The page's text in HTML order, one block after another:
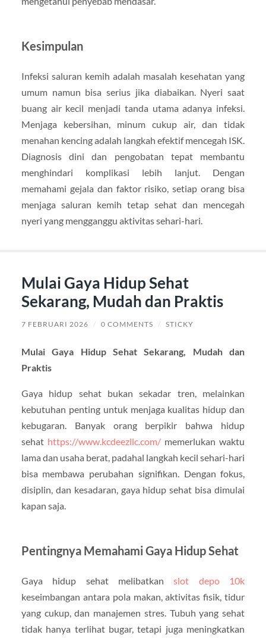
Kesimpulan
Infeksi saluran kemih adalah masalah kesehatan yang
umum namun bisa serius jika diabaikan. Nyeri saat
buang air kecil menjadi tanda utama adanya infeksi.
Menjaga kebersihan, minum cukup air, dan tidak
menahan kencing adalah langkah efektif mencegah ISK.
Diagnosis dini dan pengobatan tepat membantu
menghindari komplikasi lebih lanjut. Dengan
memahami gejala dan faktor risiko, setiap orang bisa
menjaga saluran kemih tetap sehat dan mencegah
nyeri yang mengganggu aktivitas sehari-hari.
Mulai Gaya Hidup Sehat
Sekarang, Mudah dan Praktis
7 FEBRUARI 2026 / 0 COMMENTS / STICKY
Mulai Gaya Hidup Sehat Sekarang, Mudah dan
Praktis
Gaya hidup sehat bukan sekadar tren, melainkan
kebutuhan penting untuk menjaga kualitas hidup dan
kebugaran. Banyak orang berpikir bahwa hidup
sehat https://www.kcdeezllc.com/memerlukan waktu
lama dan usaha berat, padahal langkah kecil sehari-hari
bisa membawa perubahan signifikan. Dengan fokus,
disiplin, dan kesadaran, gaya hidup sehat bisa dimulai
kapan saja.
Pentingnya Memahami Gaya Hidup Sehat
Gaya hidup sehat melibatkanslot depo 10k
keseimbangan antara pola makan, aktivitas fisik, tidur
yang cukup, dan manajemen stres. Tubuh yang sehat
tidak hanya terlihat bugar, tetapi juga meningkatkan